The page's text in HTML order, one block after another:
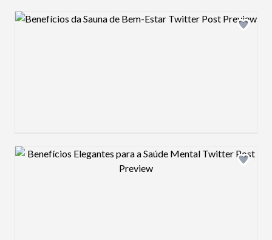
Design preview image
Design preview image